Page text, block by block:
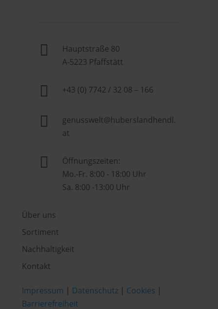

Hauptstraße 80
A-5223 Pfaffstätt
 +43 (0) 7742 / 32 08 – 166

genusswelt@huberslandhendl.
at

Öffnungszeiten:
Mo.-Fr. 8:00 - 18:00 Uhr
Sa. 8:00 -13:00 Uhr
Über uns
Sortiment
Nachhaltigkeit
Kontakt
Impressum | Datenschutz| Cookies |
Barrierefreiheit